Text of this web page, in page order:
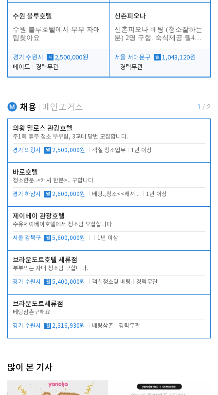
수원 블루호텔
수원 블루호텔에서 부부 자매
팀찾아요
경기 수원시 시
2,500,000원
메이드
경력무관
신촌피오나
신촌피오나 베팅 (청소잘하는
분) 2명 구함. 숙식제공 월4회
서울 서대문구
월 1,043,120원
경력무관
채용 메인포커스 1 / 2
의왕 밀로스 관광호텔
주1회 휴무 청소 부부팀, 3교대 당번 모집합니다.
경기 의왕시 월 2,500,000원 객실 청소업무 1년 이상
바로호텔
청소한분..<캐셔 한분>.. 구합니다.
경기 하남시 월 2,600,000원 베팅.,청소<<캐셔 모셔봅니다. 1년 이상
제이베이 관광호텔
수유제이베이호텔에서 청소팀 모집합니다
서울 강북구 월 5,600,000원 1년 이상
브라운도트호텔 세류점
부부또는 자매 청소팀 구합니다.
경기 수원시 월 5,400,000원 객실청소및 베팅 경력무관
브라운도트세류점
베팅삼촌구해요
경기 수원시 월 2,316,930원 베팅삼촌 경력무관
많이 본 기사